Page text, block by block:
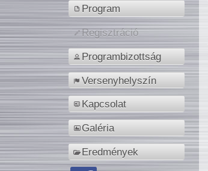
Program
Regisztráció
Programbizottság
Versenyhelyszín
Kapcsolat
Galéria
Eredmények